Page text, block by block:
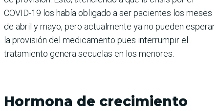
COVID-19 los había obligado a ser pacientes los meses
de abril y mayo, pero actualmente ya no pueden esperar
la provisión del medicamento pues interrumpir el
tratamiento genera secuelas en los menores.
Hormona de crecimiento